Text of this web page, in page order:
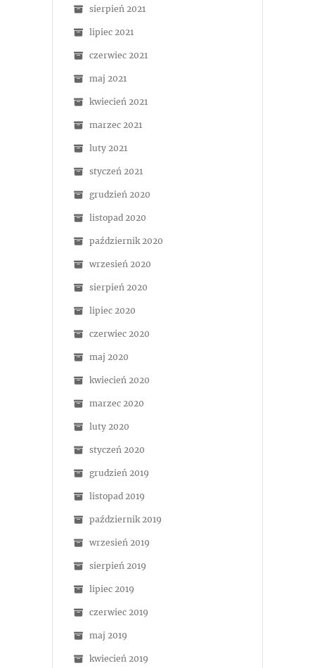
sierpień 2021
lipiec 2021
czerwiec 2021
maj 2021
kwiecień 2021
marzec 2021
luty 2021
styczeń 2021
grudzień 2020
listopad 2020
październik 2020
wrzesień 2020
sierpień 2020
lipiec 2020
czerwiec 2020
maj 2020
kwiecień 2020
marzec 2020
luty 2020
styczeń 2020
grudzień 2019
listopad 2019
październik 2019
wrzesień 2019
sierpień 2019
lipiec 2019
czerwiec 2019
maj 2019
kwiecień 2019